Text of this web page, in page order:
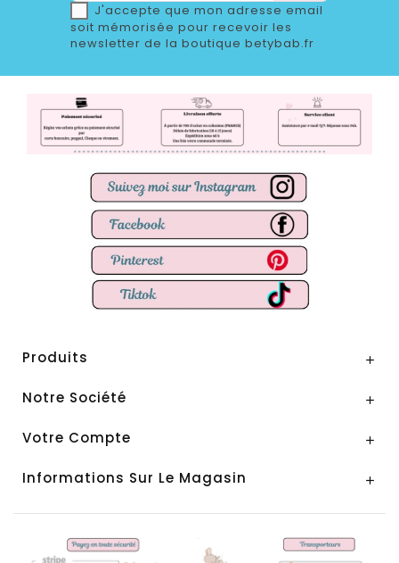
J'accepte que mon adresse email
soit mémorisée pour recevoir les
newsletter de la boutique betybab.fr
Produits 
Notre Société 
Votre Compte 
Informations Sur Le Magasin 